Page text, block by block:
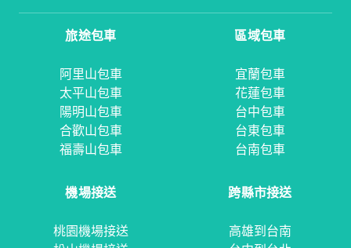
旅途包車
阿里山包車
太平山包車
陽明山包車
合歡山包車
福壽山包車
區域包車
宜蘭包車
花蓮包車
台中包車
台東包車
台南包車
機場接送
桃園機場接送
跨縣市接送
高雄到台南